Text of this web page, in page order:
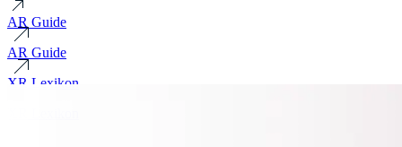
AR Guide
AR Guide
XR Lexikon